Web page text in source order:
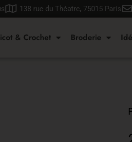
138 rue du Théatre, 75015 Paris
& Crochet Broderie